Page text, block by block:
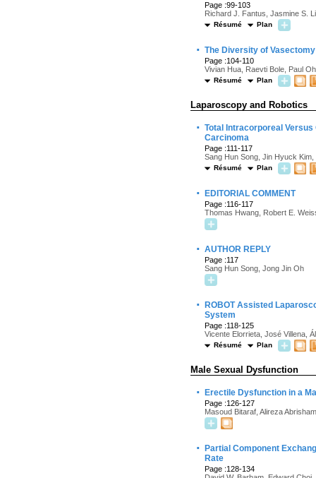
Page :99-103
Richard J. Fantus, Jasmine S.
Résumé Plan
· The Diversity of
Page :104-110
Vivian Hua, Raevti Bole, Paul
Résumé Plan
Laparoscopy and Robotics
· Total Intracorporeal
Carcinoma
Page :111-117
Sang Hun Song, Jin Hyuck
Résumé Plan
· EDITORIAL COMMENT
Page :116-117
Thomas Hwang, Robert E.
· AUTHOR REPLY
Page :117
Sang Hun Song, Jong Jin Oh
·
ROBOT Assisted
System
Page :118-125
Vicente Elorrieta, José Villena,
Résumé Plan
Male Sexual Dysfunction
· Erectile Dysfunction in a
Page :126-127
Masoud Bitaraf, Alireza
·
Partial Component
Rate
Page :128-134